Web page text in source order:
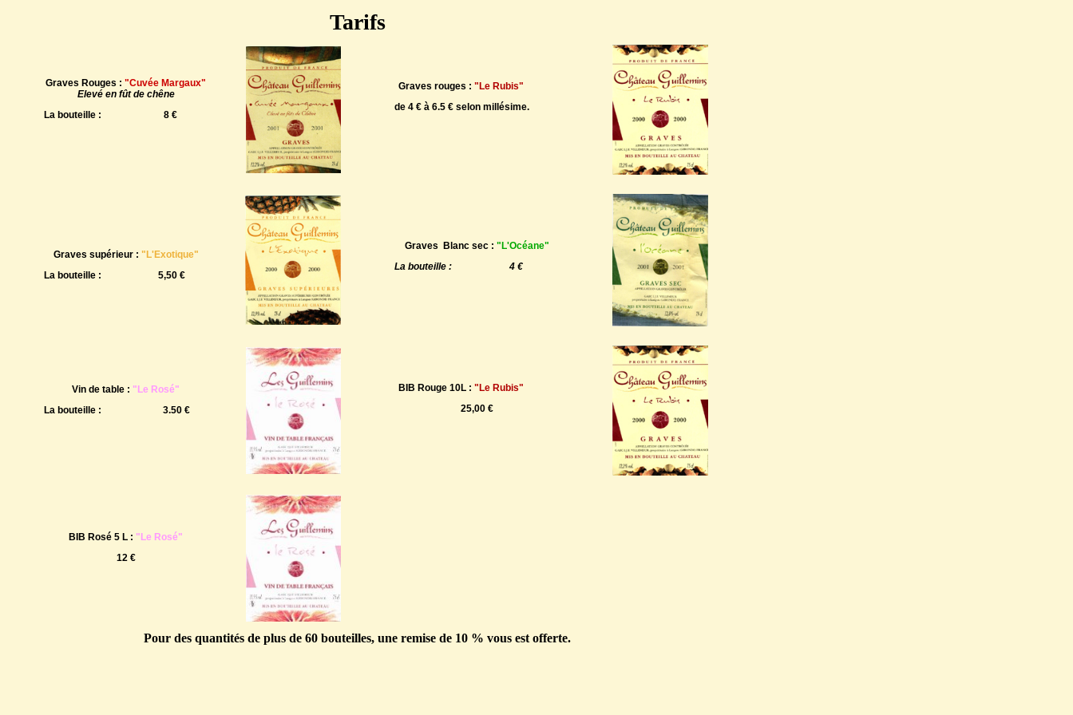
Tarifs
Graves Rouges : "Cuvée Margaux"
Elevé en fût de chêne
La bouteille :
8 €
Graves rouges : "Le Rubis"
de 4 € à 6.5 € selon millésime.
Graves supérieur : "L'Exotique"
La bouteille :
5,50 €
Graves Blanc sec : "L'Océane"
La bouteille :
4 €
Vin de table : "Le Rosé"
La bouteille :
3.50 €
BIB Rouge 10L : "Le Rubis"
25,00 €
BIB Rosé 5 L : "Le Rosé"
12 €
Pour des quantités de plus de 60 bouteilles, une remise de 10 % vous est offerte.